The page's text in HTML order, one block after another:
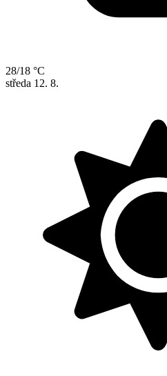
28/18 °C
středa 12. 8.